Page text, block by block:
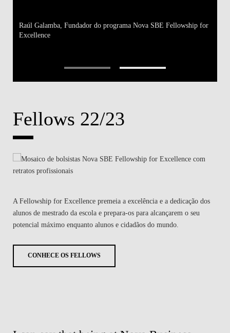
Raúl Galamba, Fundador do programa Nova SBE Fellowship for
Excellence
Fellows 22/23
A Fellowship for Excellence premeia a excelência e a dedicação dos
alunos de mestrado da escola e prepara-os para alcançarem o seu
potencial máximo enquanto alunos e cidadãos do mundo.
CONHECE OS FELLOWS